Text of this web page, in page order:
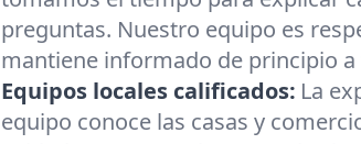
preguntas. Nuestro equipo es
mantiene informado de principio a
Equipos locales calificados: La
equipo conoce las casas y